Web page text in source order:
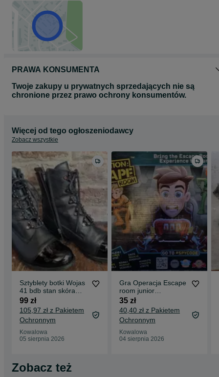
PRAWA KONSUMENTA
Twoje zakupy u prywatnych sprzedających nie są
chronione przez prawo ochrony konsumentów.
Więcej od tego ogłoszeniodawcy
Zobacz wszystkie
Sztyblety botki Wojas
41 bdb stan skóra
czarne ocieplane
99 zł
105,97 zł z Pakietem
Ochronnym
Kowalowa
05 sierpnia 2026
Gra Operacja Escape
room junior
kompletna
35 zł
40,40 zł z Pakietem
Ochronnym
Kowalowa
04 sierpnia 2026
Zobacz też